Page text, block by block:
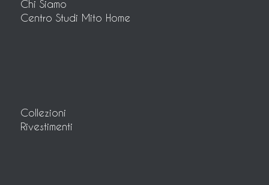
Chi Siamo
Centro Studi Mito Home
Collezioni
Rivestimenti